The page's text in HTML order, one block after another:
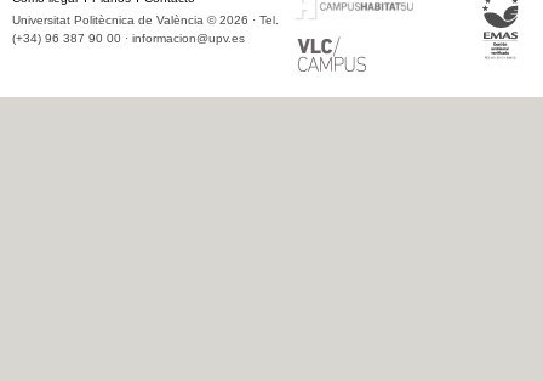
Universitat Politècnica de València © 2026 · Tel.
(+34) 96 387 90 00 · informacion@upv.es